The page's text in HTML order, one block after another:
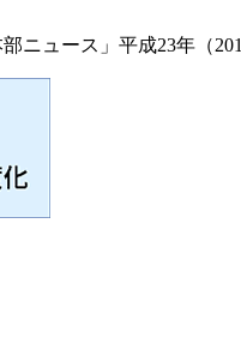
ニュース」平成23年（